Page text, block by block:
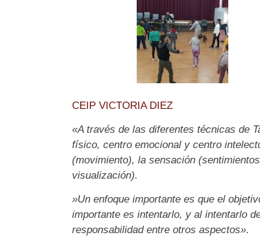
CEIP VICTORIA DIEZ
«A través de las diferentes técnicas de
físico, centro emocional y centro
(movimiento), la sensación
visualización).
»Un enfoque importante es que el
importante es intentarlo, y al intentarlo
responsabilidad entre otros aspectos».